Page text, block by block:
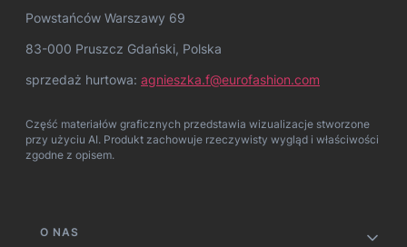
Powstańców Warszawy 69
83-000 Pruszcz Gdański, Polska
sprzedaż hurtowa: agnieszka.f@eurofashion.com
Część materiałów graficznych przedstawia wizualizacje stworzone
przy użyciu AI. Produkt zachowuje rzeczywisty wygląd i właściwości
zgodne z opisem.
Linki w stopce
O NAS